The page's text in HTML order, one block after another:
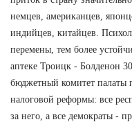
немцев, американцев,
индийцев, китайцев.
перемены, тем более
аптеке Троицк - Болденон
бюджетный комитет палаты
налоговой реформы: все
за него, а все демократы -